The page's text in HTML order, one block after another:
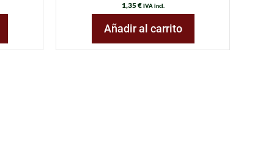
1,35€ IVA incl.
Añadir al carrito